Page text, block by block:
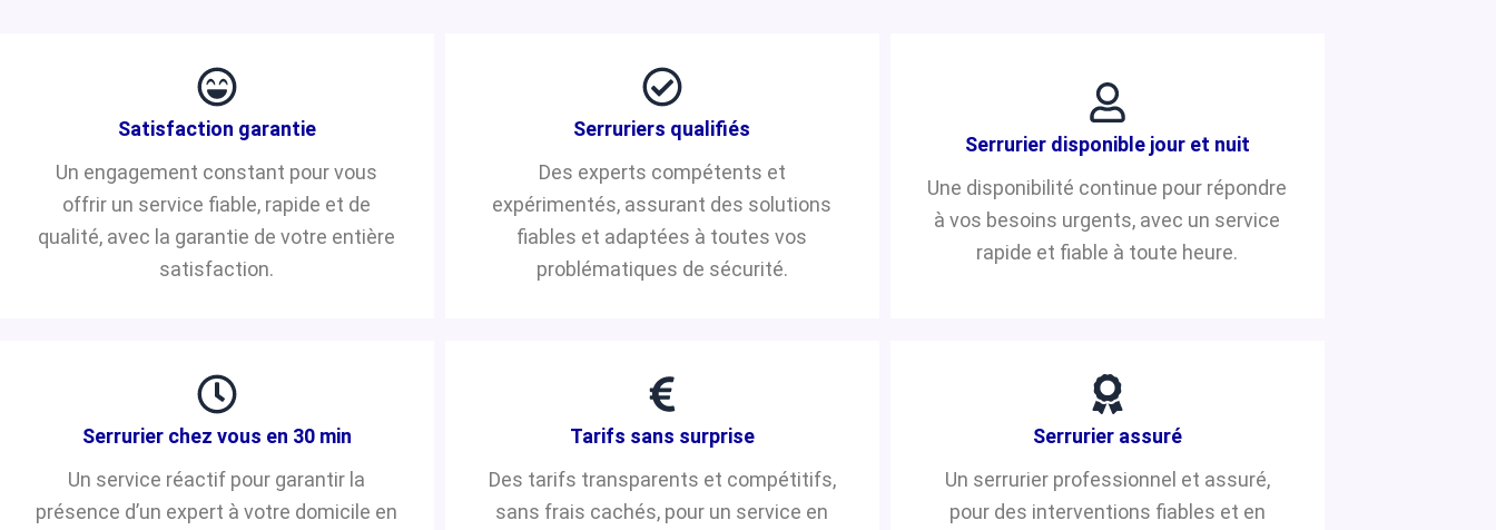
Satisfaction garantie
Un engagement constant pour vous
offrir un service fiable, rapide et de
qualité, avec la garantie de votre entière
satisfaction.
Serruriers qualifiés
Des experts compétents et
expérimentés, assurant des solutions
fiables et adaptées à toutes vos
problématiques de sécurité.
Serrurier disponible jour et nuit
Une disponibilité continue pour répondre
à vos besoins urgents, avec un service
rapide et fiable à toute heure.
Serrurier chez vous en 30 min
Un service réactif pour garantir la
présence d’un expert à votre domicile en
Tarifs sans surprise
Des tarifs transparents et compétitifs,
sans frais cachés, pour un service en
Serrurier assuré
Un serrurier professionnel et assuré,
pour des interventions fiables et en